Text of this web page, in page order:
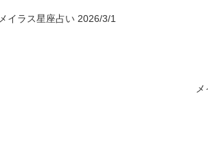
メイラス星座占い 2026/3/1